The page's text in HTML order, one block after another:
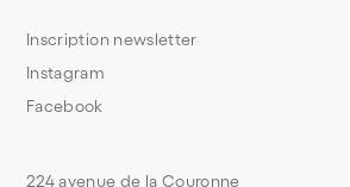
224 avenue de la Couronne
Inscription newsletter
Instagram
Facebook